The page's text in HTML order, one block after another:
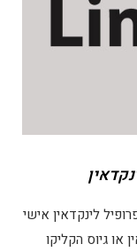
לינקדאין אישי
או גיוס הקליקו